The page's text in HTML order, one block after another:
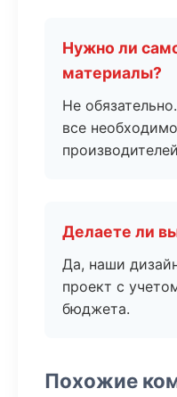
Нужно ли
материалы?
Не
все
Делаете ли
Да, наши
проект с
бюджета.
Похожие